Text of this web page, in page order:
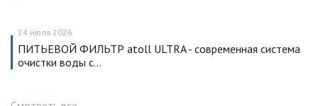
24 июля 2026
ПИТЬЕВОЙ ФИЛЬТР atoll ULTRA - современная система
очистки воды с…